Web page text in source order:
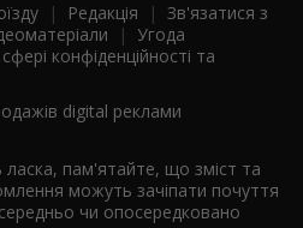
| Редакція | Зв'язатися з
| Угода
конфіденційності та
digital реклами
пам'ятайте, що зміст та
можуть зачіпати почуття
чи опосередковано